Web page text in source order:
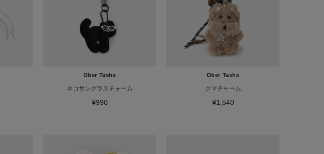
Ober Tashe
ネコサングラスチャーム
¥990
Ober Tashe
クマチャーム
¥1,540